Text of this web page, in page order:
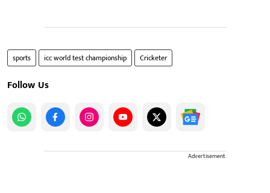
sports icc world test championship Cricketer
Follow Us
Advertisement